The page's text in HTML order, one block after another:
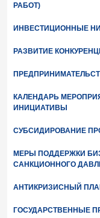
РАБОТ)
ИНВЕСТИЦИОННЫЕ
РАЗВИТИЕ
КАЛЕНДАРЬ
ИНИЦИАТИВЫ
СУБСИДИРОВАНИЕ
МЕРЫ ПОДДЕРЖКИ
САНКЦИОННОГО
АНТИКРИЗИСНЫЙ
ГОСУДАРСТВЕННЫЕ